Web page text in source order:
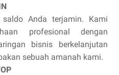
Anda terjamin. Kami
profesional dengan
bisnis berkelanjutan
sebuah amanah kami.